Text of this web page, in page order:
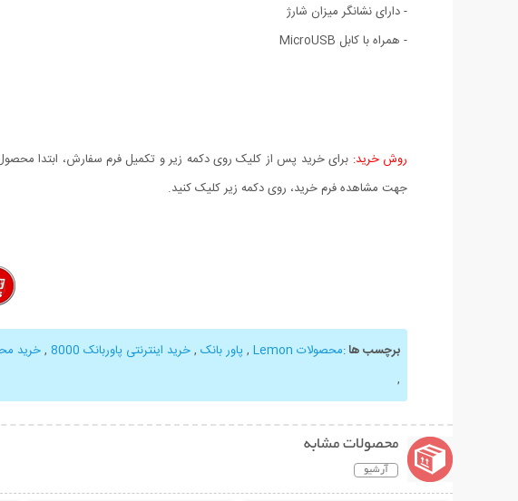
- دارای نشانگر میزان شارژ
- همراه با کابل MicroUSB
روش خرید: برای خرید پس از کلیک روی دکمه زیر و تکمیل فرم سفارش، ابتدا
جهت مشاهده فرم خرید، روی دکمه زیر کلیک کنید.
برچسب ها:محصولات Lemon , پاور بانک ,خرید اینترنتی پاوربانک 8000 ,خرید
,
محصولات مشابه
آرشیو